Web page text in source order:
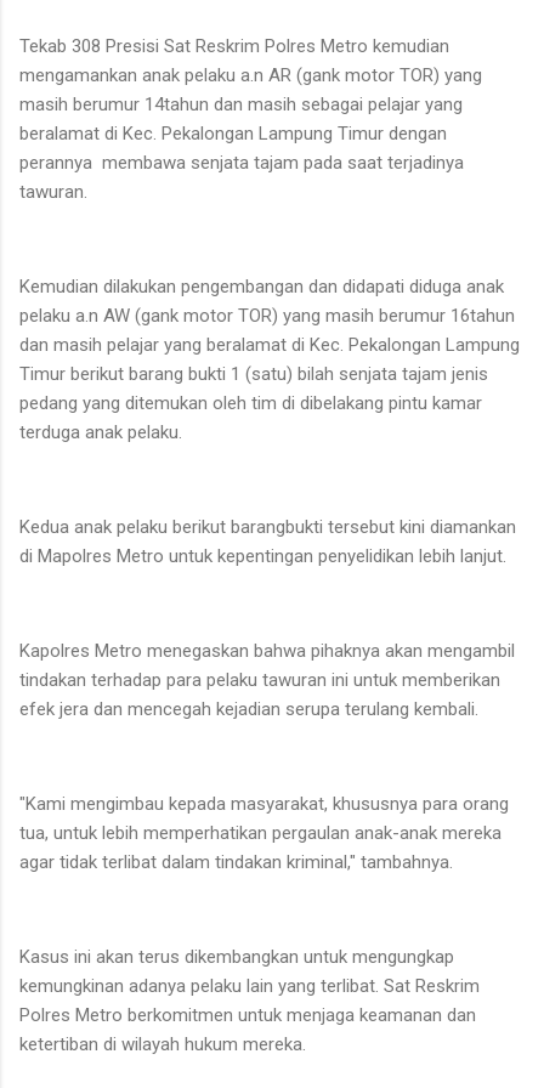
Tekab 308 Presisi Sat Reskrim Polres Metro kemudian
mengamankan anak pelaku a.n AR (gank motor TOR) yang
masih berumur 14tahun dan masih sebagai pelajar yang
beralamat di Kec. Pekalongan Lampung Timur dengan
perannya membawa senjata tajam pada saat terjadinya
tawuran.
Kemudian dilakukan pengembangan dan didapati diduga anak
pelaku a.n AW (gank motor TOR) yang masih berumur 16tahun
dan masih pelajar yang beralamat di Kec. Pekalongan Lampung
Timur berikut barang bukti 1 (satu) bilah senjata tajam jenis
pedang yang ditemukan oleh tim di dibelakang pintu kamar
terduga anak pelaku.
Kedua anak pelaku berikut barangbukti tersebut kini diamankan
di Mapolres Metro untuk kepentingan penyelidikan lebih lanjut.
Kapolres Metro menegaskan bahwa pihaknya akan mengambil
tindakan terhadap para pelaku tawuran ini untuk memberikan
efek jera dan mencegah kejadian serupa terulang kembali.
"Kami mengimbau kepada masyarakat, khususnya para orang
tua, untuk lebih memperhatikan pergaulan anak-anak mereka
agar tidak terlibat dalam tindakan kriminal," tambahnya.
Kasus ini akan terus dikembangkan untuk mengungkap
kemungkinan adanya pelaku lain yang terlibat. Sat Reskrim
Polres Metro berkomitmen untuk menjaga keamanan dan
ketertiban di wilayah hukum mereka.